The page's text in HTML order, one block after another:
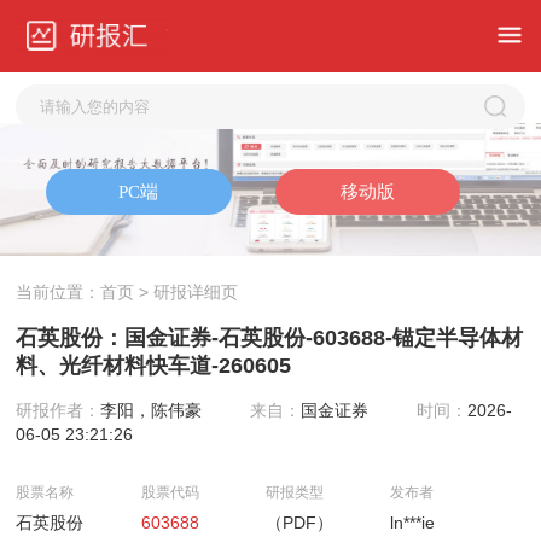
当前位置：首页 > 研报详细页
石英股份：国金证券-石英股份-603688-锚定半导体材
料、光纤材料快车道-260605
研报作者：李阳，陈伟豪 来自： 国金证券 时间： 2026-
06-05 23:21:26
股票名称
石英股份
股票代码
603688
研报类型
（PDF）
发布者
ln***ie